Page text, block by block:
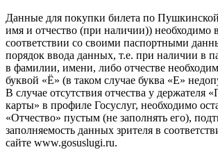
Данные для покупки билета по
имя и отчество (при наличии)) необходимо
соответствии со своими паспортными
порядок ввода данных, т.е. при наличии в
в фамилии, имени, либо отчестве
буквой «Ё» (в таком случае буква «Е»
В случае отсутствия отчества у держателя
карты» в профиле Госуслуг, необходимо
«Отчество» пустым (не заполнять его),
заполняемость данных зрителя в
сайте www.gosuslugi.ru.